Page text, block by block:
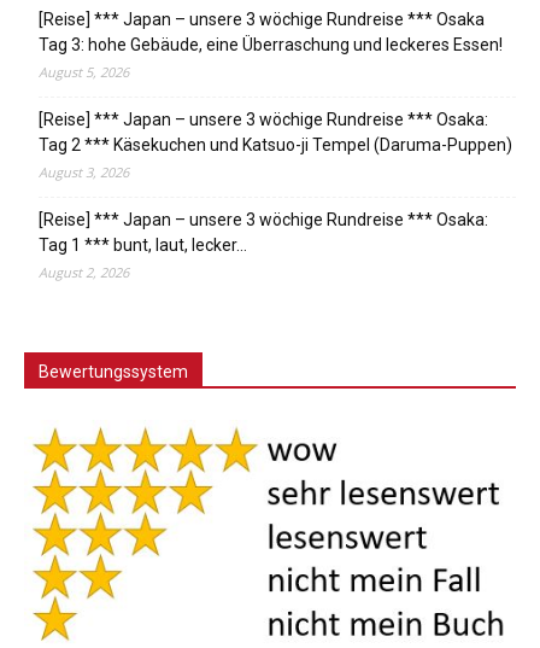
[Reise] *** Japan – unsere 3 wöchige Rundreise *** Osaka
Tag 3: hohe Gebäude, eine Überraschung und leckeres Essen!
August 5, 2026
[Reise] *** Japan – unsere 3 wöchige Rundreise *** Osaka:
Tag 2 *** Käsekuchen und Katsuo-ji Tempel (Daruma-Puppen)
August 3, 2026
[Reise] *** Japan – unsere 3 wöchige Rundreise *** Osaka:
Tag 1 *** bunt, laut, lecker…
August 2, 2026
Bewertungssystem